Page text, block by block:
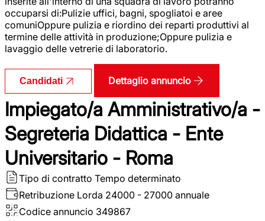
occuparsi di:Pulizie uffici, bagni, spogliatoi e aree
comuniOppure pulizia e riordino dei reparti produttivi al
termine delle attività in produzione;Oppure pulizia e
lavaggio delle vetrerie di laboratorio.
Candidati Dettaglio annuncio
Impiegato/a Amministrativo/a -
Segreteria Didattica - Ente
Universitario - Roma
Tipo di contratto Tempo determinato
Retribuzione Lorda 24000 - 27000 annuale
Codice annuncio 349867